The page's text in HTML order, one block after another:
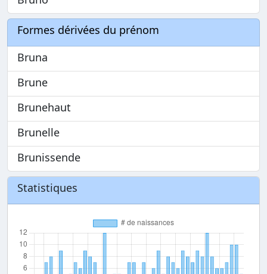
Formes dérivées du prénom
Bruna
Brune
Brunehaut
Brunelle
Brunissende
Statistiques